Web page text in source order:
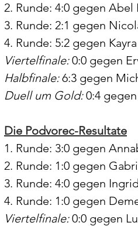
2. Runde: 4:0 gegen
3. Runde: 2:1 gegen
4. Runde: 5:2 gegen
Viertelfinale: 0:0 gegen
Halbfinale: 6:3 gegen
Duell um Gold: 0:4
Die Podvorec-Resultate
1. Runde: 3:0 gegen
2. Runde: 1:0 gegen
3. Runde: 4:0 gegen
4. Runde: 1:0 gegen
Viertelfinale: 0:0 gegen